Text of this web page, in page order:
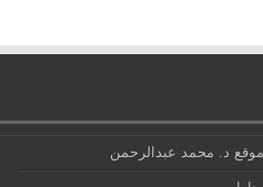
موقع د. محمد عبدالرحمن